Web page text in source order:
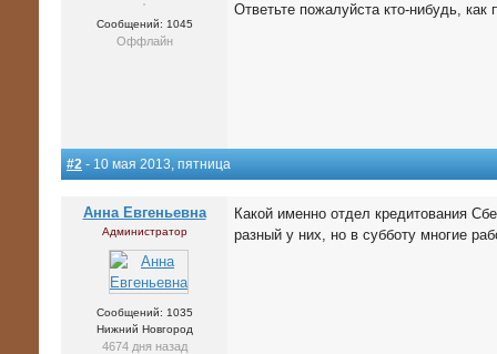
Сообщений: 1045
Оффлайн
Ответьте пожалуйста кто-нибудь, как
#2 - 10 мая 2013, пятница
Анна Евгеньевна
Администратор
Сообщений: 1035
Нижний Новгород
4674 дня назад
Какой именно отдел кредитования
разный у них, но в субботу многие